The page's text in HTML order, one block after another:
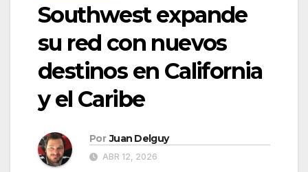
Southwest expande
su red con nuevos
destinos en California
y el Caribe
Por Juan Delguy
ABR 12, 2026